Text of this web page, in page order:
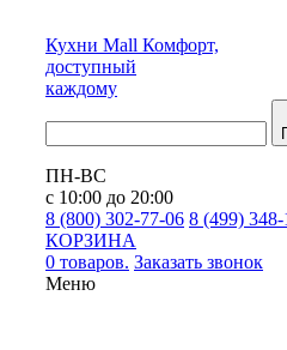
Кухни Mall Комфорт,
доступный
каждому
ПН-ВС
с 10:00 до 20:00
8 (800) 302-77-06 8 (499) 348-
КОРЗИНА
0 товаров. Заказать звонок
Меню